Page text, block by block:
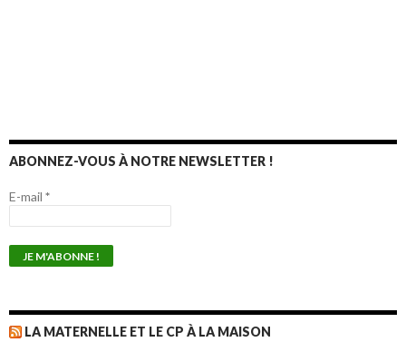
ABONNEZ-VOUS À NOTRE NEWSLETTER !
E-mail *
LA MATERNELLE ET LE CP À LA MAISON